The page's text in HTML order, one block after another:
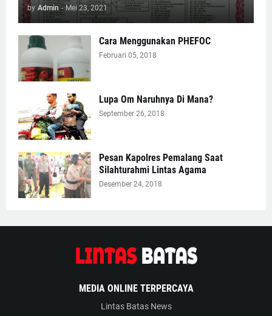
by Admin - Mei 23, 2021
Cara Menggunakan PHEFOC
Februari 05, 2018
Lupa Om Naruhnya Di Mana?
September 26, 2018
Pesan Kapolres Pemalang Saat
Silahturahmi Lintas Agama
Desember 24, 2018
MEDIA ONLINE TERPERCAYA
Lintas Batas News